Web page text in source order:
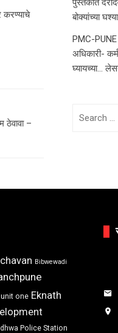
करण्याचे
ठेवावा –
पुस्तकात
बोक्यांच्या
PMC-PUNE
अधिकारी-
घ्यायच्या…
Bibwewadi
one Eknath
Police Station